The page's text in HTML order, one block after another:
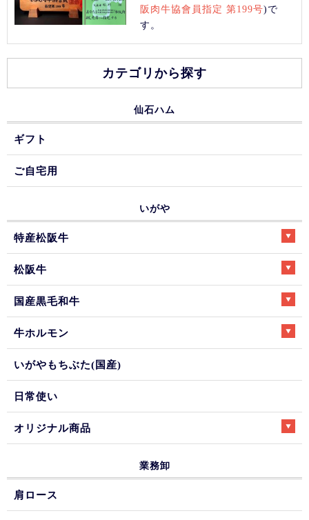
阪肉牛協會員指定 第199号)で
す。
カテゴリから探す
仙石ハム
ギフト
ご自宅用
いがや
特産松阪牛
松阪牛
国産黒毛和牛
牛ホルモン
いがやもちぶた(国産)
日常使い
オリジナル商品
業務卸
肩ロース